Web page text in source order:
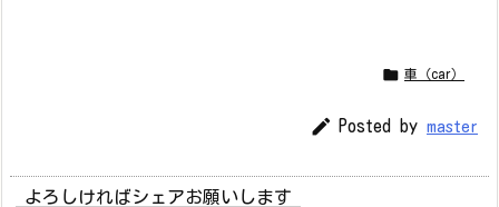
 車（car）
 Posted by master
よろしければシェアお願いします